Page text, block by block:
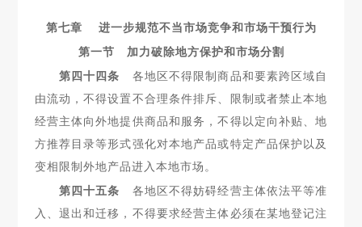
第七章 进一步规范不当市场竞争和市场干预行为
第一节 加力破除地方保护和市场分割
第四十四条 各地区不得限制商品和要素跨区域自
由流动，不得设置不合理条件排斥、限制或者禁止本地
经营主体向外地提供商品和服务，不得以定向补贴、地
方推荐目录等形式强化对本地产品或特定产品保护以及
变相限制外地产品进入本地市场。
第四十五条 各地区不得妨碍经营主体依法平等准
入、退出和迁移，不得要求经营主体必须在某地登记注